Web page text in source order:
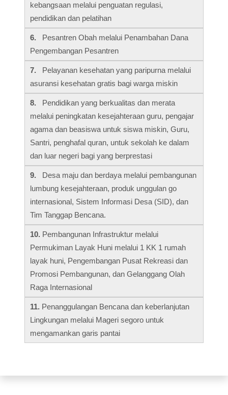
kebangsaan melalui penguatan regulasi,
pendidikan dan pelatihan
6. Pesantren Obah melalui Penambahan Dana
Pengembangan Pesantren
7. Pelayanan kesehatan yang paripurna melalui
asuransi kesehatan gratis bagi warga miskin
8. Pendidikan yang berkualitas dan merata
melalui peningkatan kesejahteraan guru, pengajar
agama dan beasiswa untuk siswa miskin, Guru,
Santri, penghafal quran, untuk sekolah ke dalam
dan luar negeri bagi yang berprestasi
9.
Desa maju dan berdaya melalui pembangunan
lumbung kesejahteraan, produk unggulan go
internasional, Sistem Informasi Desa (SID), dan
Tim Tanggap Bencana.
10. Pembangunan Infrastruktur melalui
Permukiman Layak Huni melalui 1 KK 1 rumah
layak huni, Pengembangan Pusat Rekreasi dan
Promosi Pembangunan, dan Gelanggang Olah
Raga Internasional
11. Penanggulangan Bencana dan keberlanjutan
Lingkungan melalui Mageri segoro untuk
mengamankan garis pantai